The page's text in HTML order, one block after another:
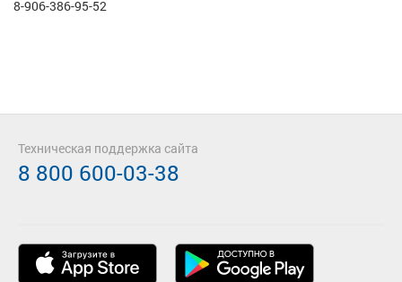
8-906-386-95-52
Техническая поддержка сайта
8 800 600-03-38